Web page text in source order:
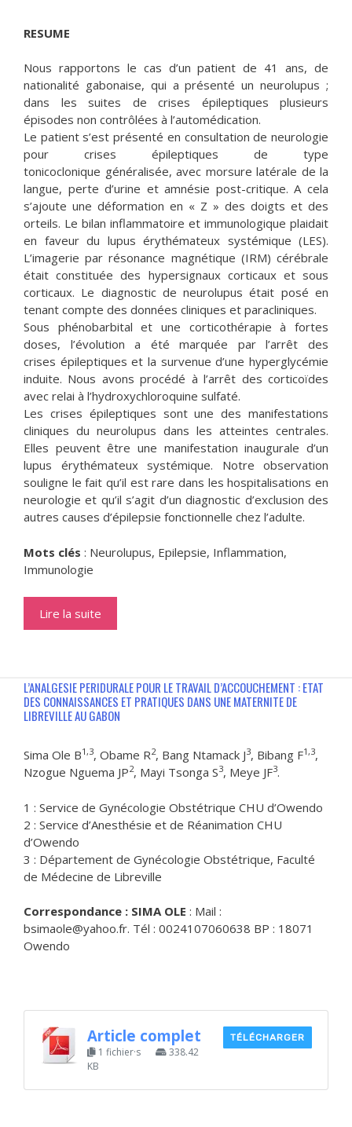
RESUME
Nous rapportons le cas d’un patient de 41 ans, de
nationalité gabonaise, qui a présenté un neurolupus ;
dans les suites de crises épileptiques plusieurs
épisodes non contrôlées à l’automédication.
Le patient s’est présenté en consultation de neurologie
pour crises épileptiques de type
tonicoclonique généralisée, avec morsure latérale de la
langue, perte d’urine et amnésie post-critique. A cela
s’ajoute une déformation en « Z » des doigts et des
orteils. Le bilan inflammatoire et immunologique plaidait
en faveur du lupus érythémateux systémique (LES).
L’imagerie par résonance magnétique (IRM) cérébrale
était constituée des hypersignaux corticaux et sous
corticaux. Le diagnostic de neurolupus était posé en
tenant compte des données cliniques et paracliniques.
Sous phénobarbital et une corticothérapie à fortes
doses, l’évolution a été marquée par l’arrêt des
crises épileptiques et la survenue d’une hyperglycémie
induite. Nous avons procédé à l’arrêt des corticoïdes
avec relai à l’hydroxychloroquine sulfaté.
Les crises épileptiques sont une des manifestations
cliniques du neurolupus dans les atteintes centrales.
Elles peuvent être une manifestation inaugurale d’un
lupus érythémateux systémique. Notre observation
souligne le fait qu’il est rare dans les hospitalisations en
neurologie et qu’il s’agit d’un diagnostic d’exclusion des
autres causes d’épilepsie fonctionnelle chez l’adulte.
Mots clés : Neurolupus, Epilepsie, Inflammation,
Immunologie
Lire la suite
L’ANALGESIE PERIDURALE POUR LE TRAVAIL D’ACCOUCHEMENT : ETAT
DES CONNAISSANCES ET PRATIQUES DANS UNE MATERNITE DE
LIBREVILLE AU GABON
Sima Ole B1,3, Obame R2, Bang Ntamack J3, Bibang F1,3,
Nzogue Nguema JP2, Mayi Tsonga S3, Meye JF3.
1 : Service de Gynécologie Obstétrique CHU d’Owendo
2 : Service d’Anesthésie et de Réanimation CHU
d’Owendo
3 : Département de Gynécologie Obstétrique, Faculté
de Médecine de Libreville
Correspondance : SIMA OLE : Mail :
bsimaole@yahoo.fr. Tél : 0024107060638 BP : 18071
Owendo
Article complet
1 fichier·s
338.42
KB
TÉLÉCHARGER